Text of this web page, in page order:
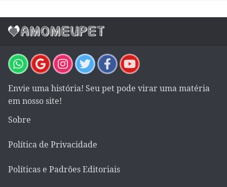
Envie uma história! Seu pet pode virar uma matéria
em nosso site!
Sobre
Política de Privacidade
Políticas e Padrões Editoriais